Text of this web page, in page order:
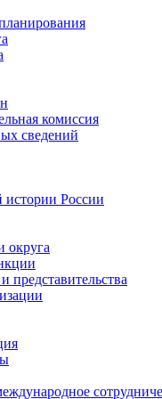
комиссия
сведений
России
округа
представительства